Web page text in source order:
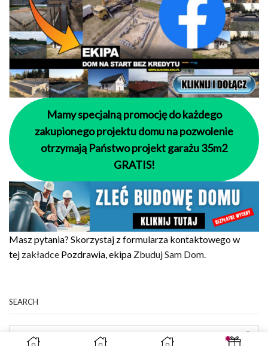
Mamy specjalną promocję do każdego
zakupionego projektu domu na pozwolenie
otrzymają Państwo projekt garażu 35m2
GRATIS!
Masz pytania? Skorzystaj z formularza kontaktowego w
tej zakładce Pozdrawia, ekipa Zbuduj Sam Dom.
SEARCH